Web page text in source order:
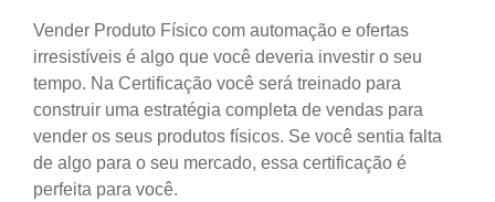
Vender Produto Físico com automação e ofertas
irresistíveis é algo que você deveria investir o seu
tempo. Na Certificação você será treinado para
construir uma estratégia completa de vendas para
vender os seus produtos físicos. Se você sentia falta
de algo para o seu mercado, essa certificação é
perfeita para você.